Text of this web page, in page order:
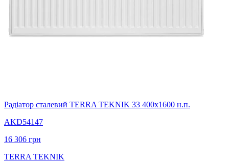
Радіатор сталевий TERRA TEKNIK 33 400х1600 н.п.
AKD54147
16 306 грн
TERRA TEKNIK